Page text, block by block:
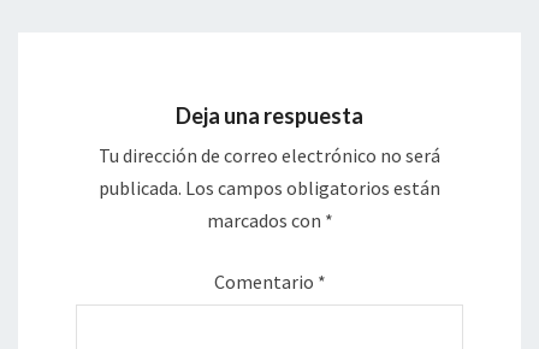
Deja una respuesta
Tu dirección de correo electrónico no será
publicada. Los campos obligatorios están
marcados con *
Comentario *